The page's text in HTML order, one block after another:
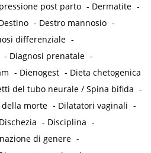
post parto - Dermatite -
- Destro mannosio -
differenziale -
- Diagnosi prenatale -
- Dienogest - Dieta chetogenica
del tubo neurale / Spina bifida -
morte - Dilatatori vaginali -
Dischezia - Disciplina -
di genere -